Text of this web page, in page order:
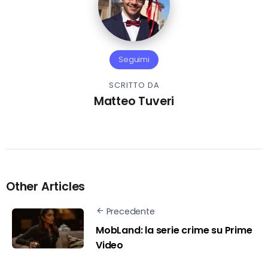
Seguimi
SCRITTO DA
Matteo Tuveri
Other Articles
Precedente
MobLand: la serie crime su Prime
Video